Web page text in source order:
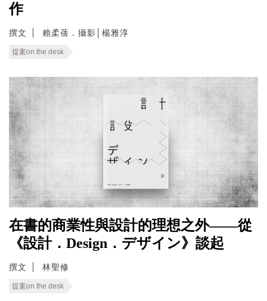
作
撰文 賴柔蒨．攝影│楊雅淳
提案on the desk
在書的商業性與設計的理想之外——從
《設計．Design．デザイン》談起
撰文 林聖修
提案on the desk